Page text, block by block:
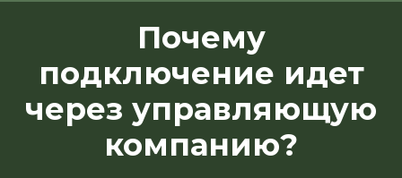
Почему
подключение идет
через управляющую
компанию?